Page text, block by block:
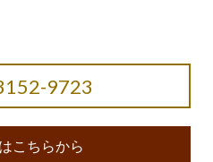
9723
こちらから